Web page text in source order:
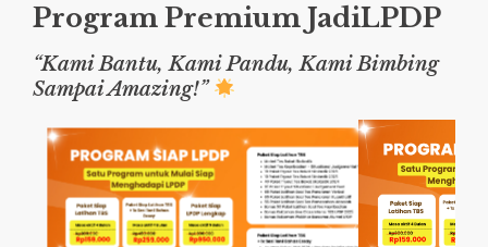
Program Premium JadiLPDP
“Kami Bantu, Kami Pandu, Kami Bimbing
Sampai Amazing!”